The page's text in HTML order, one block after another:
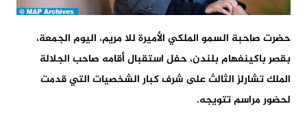
حضرت صاحبة السمو الملكي الأميرة للا مريم، اليوم الجمعة،
بقصر باكينغهام بلندن، حفل استقبال أقامه صاحب الجلالة
الملك تشارلز الثالث على شرف كبار الشخصيات التي قدمت
لحضور مراسم تتويجه.